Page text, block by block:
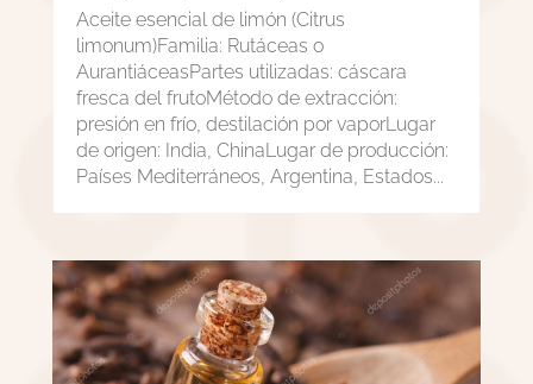
Aceite esencial de limón (Citrus
limonum)Familia: Rutáceas o
AurantiáceasPartes utilizadas: cáscara
fresca del frutoMétodo de extracción:
presión en frío, destilación por vaporLugar
de origen: India, ChinaLugar de producción:
Países Mediterráneos, Argentina, Estados...